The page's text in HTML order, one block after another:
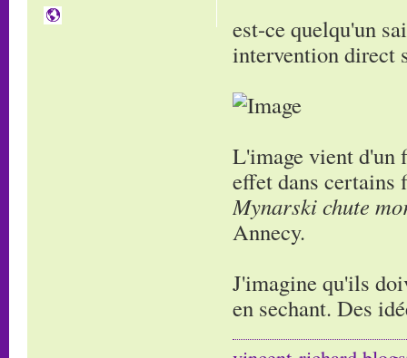
est-ce quelqu'un
intervention direct
L'image vient
effet dans
Mynarski chute
Annecy.
J'imagine qu'ils
en sechant. Des